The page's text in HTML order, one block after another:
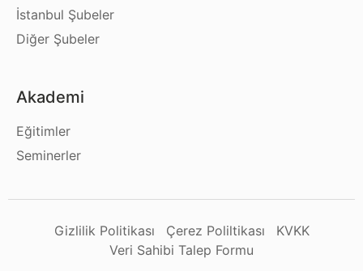
İstanbul Şubeler
Diğer Şubeler
Akademi
Eğitimler
Seminerler
Gizlilik Politikası Çerez Poliltikası
KVKK
Veri Sahibi Talep Formu